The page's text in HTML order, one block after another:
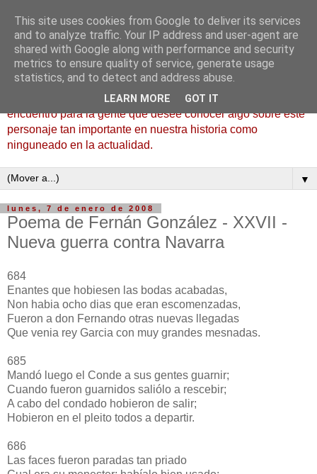
Fernán González, el Buen
Conde
Bienvenidos a la bitácora de Fernán González, lugar de
encuentro para la gente que desee conocer algo sobre este
personaje tan importante en nuestra historia como
ninguneado en la actualidad.
▼
lunes, 7 de enero de 2008
Poema de Fernán González - XXVII -
Nueva guerra contra Navarra
684
Enantes que hobiesen las bodas acabadas,
Non habia ocho dias que eran escomenzadas,
Fueron a don Fernando otras nuevas llegadas
Que venia rey Garcia con muy grandes mesnadas.
685
Mandó luego el Conde a sus gentes guarnir;
Cuando fueron guarnidos saliólo a rescebir;
A cabo del condado hobieron de salir;
Hobieron en el pleito todos a departir.
686
Las faces fueron paradas tan priado
This site uses cookies from Google to deliver its services
and to analyze traffic. Your IP address and user-agent are
shared with Google along with performance and security
metrics to ensure quality of service, generate usage
statistics, and to detect and address abuse.
LEARN MORE GOT IT